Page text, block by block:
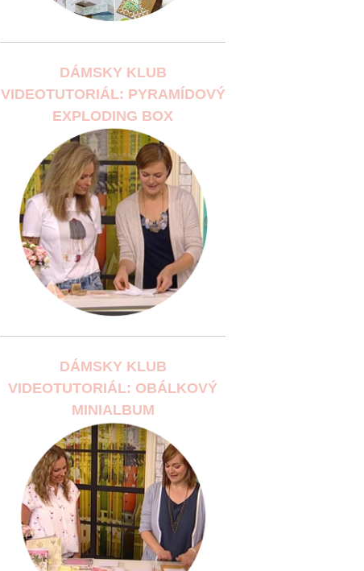
DÁMSKY KLUB
VIDEOTUTORIÁL: PYRAMÍDOVÝ
EXPLODING BOX
DÁMSKY KLUB
VIDEOTUTORIÁL: OBÁLKOVÝ
MINIALBUM